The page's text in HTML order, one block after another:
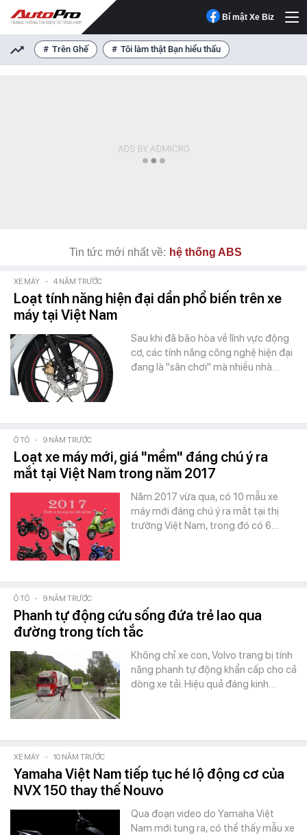
Bí mật Xe Biz
Trên Ghế Tôi làm thật Bạn hiểu thấu
Tin tức mới nhất về: hệ thống ABS
XE MÁY - 4 NĂM TRƯỚC
Loạt tính năng hiện đại dần phổ biến trên xe
máy tại Việt Nam
Sau khi đã bão hòa về lĩnh vực động
cơ, các tính năng công nghệ hiện đại
đang là "sân chơi" mà nhiều nhà…
Ô TÔ - 9 NĂM TRƯỚC
Loạt xe máy mới, giá "mềm" đáng chú ý ra
mắt tại Việt Nam trong năm 2017
Năm 2017 vừa qua, có 10 mẫu xe
máy mới đáng chú ý ra mắt tại thị
trường Việt Nam, trong đó có 6…
Ô TÔ - 9 NĂM TRƯỚC
Phanh tự động cứu sống đứa trẻ lao qua
đường trong tích tắc
Không chỉ xe con, Volvo trang bị tính
năng phanh tự động khẩn cấp cho cả
dòng xe tải. Hiệu quả đáng kinh…
XE MÁY - 10 NĂM TRƯỚC
Yamaha Việt Nam tiếp tục hé lộ động cơ của
NVX 150 thay thế Nouvo
Qua đoạn video do Yamaha Việt
Nam mới tung ra, có thể thấy mẫu xe